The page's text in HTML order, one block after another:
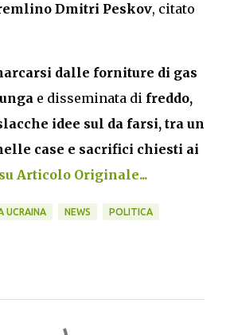
Dmitri Peskov, citato
dalle forniture di gas
e disseminata di freddo,
idee sul da farsi, tra un
case e sacrifici chiesti ai
Articolo Originale...
UCRAINA NEWS POLITICA